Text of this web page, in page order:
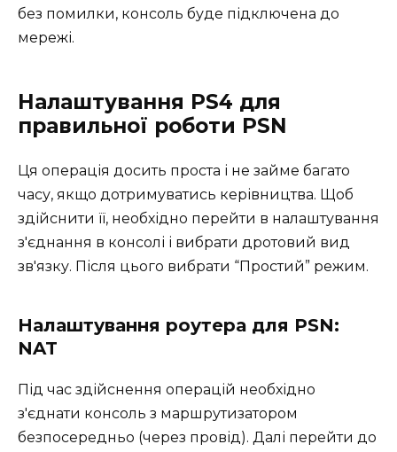
без помилки, консоль буде підключена до
мережі.
Налаштування PS4 для
правильної роботи PSN
Ця операція досить проста і не займе багато
часу, якщо дотримуватись керівництва. Щоб
здійснити її, необхідно перейти в налаштування
з'єднання в консолі і вибрати дротовий вид
зв'язку. Після цього вибрати “Простий” режим.
Налаштування роутера для PSN:
NAT
Під час здійснення операцій необхідно
з'єднати консоль з маршрутизатором
безпосередньо (через провід). Далі перейти до